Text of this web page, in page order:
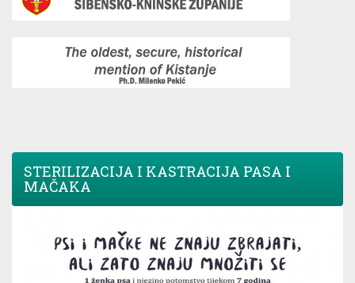
STERILIZACIJA I KASTRACIJA PASA I
MAČAKA